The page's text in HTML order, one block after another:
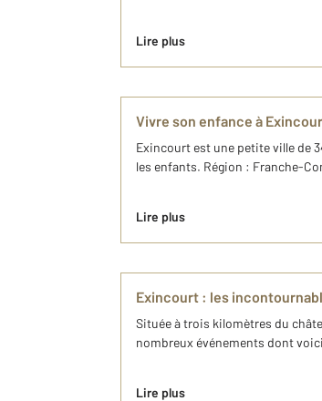
Lire plus
Vivre son enfance à
Exincourt est une petite ville de
les enfants. Région : Franche-
Lire plus
Exincourt : les
Située à trois kilomètres du
nombreux événements dont voici
Lire plus